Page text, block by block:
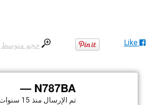
حجم متوسط Like
N787BA —
تم الإرسال منذ 15 سنوات